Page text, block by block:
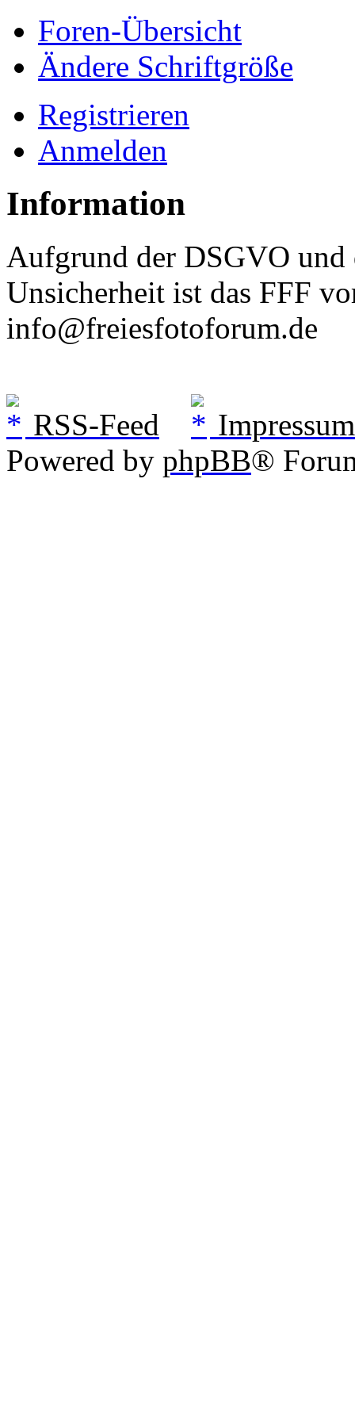
Foren-Übersicht
Ändere Schriftgröße
Registrieren
Anmelden
Information
Aufgrund der DSGVO und
Unsicherheit ist das FFF
info@freiesfotoforum.de
RSS-Feed
Impressum
Powered by phpBB®